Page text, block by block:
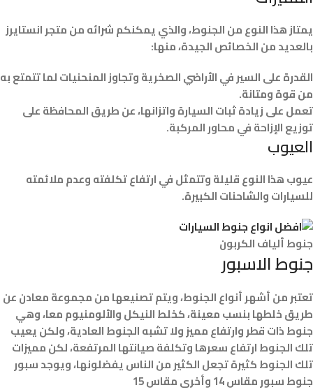
يمتاز هذا النوع من الجنوط، والذي يمكنكم شرائه من متجر انستايرز
بالعديد من الخصائص الجيدة، منها:
القدرة على السير في الأراضي الصخرية وتجاوز المنحنيات لما تتمتع به
من قوة ومتانة.
تعمل على زيادة ثبات السيارة واتزانها، عن طريق المحافظة على
توزيع الإزاحة في محاور المركبة.
العيوب
عيوب هذا النوع قليلة وتتمثل في ارتفاع تكلفته وعدم ملائمته
للسيارات والشاحنات الكبيرة.
جنوط ألياف الكربون
جنوط الاسبور
تعتبر من أشهر أنواع الجنوط، ويتم تصنيعها من مجموعة معادن عن
طريق خلطها بنسب معينة، كخلط النيكل والألومنيوم معا، وهي
جنوط ذات قطر وارتفاع مميز ولا تشبه الجنوط العادية، ولكن يعيب
تلك الجنوط ارتفاع سعرها وتكلفة صيانتها المرتفعة، لكن مميزات
تلك الجنوط كثيرة تجعل الكثير من الناس يفضلونها، ويوجد سبور
جنوط سبور مقاس 14 وأخرى مقاس 15